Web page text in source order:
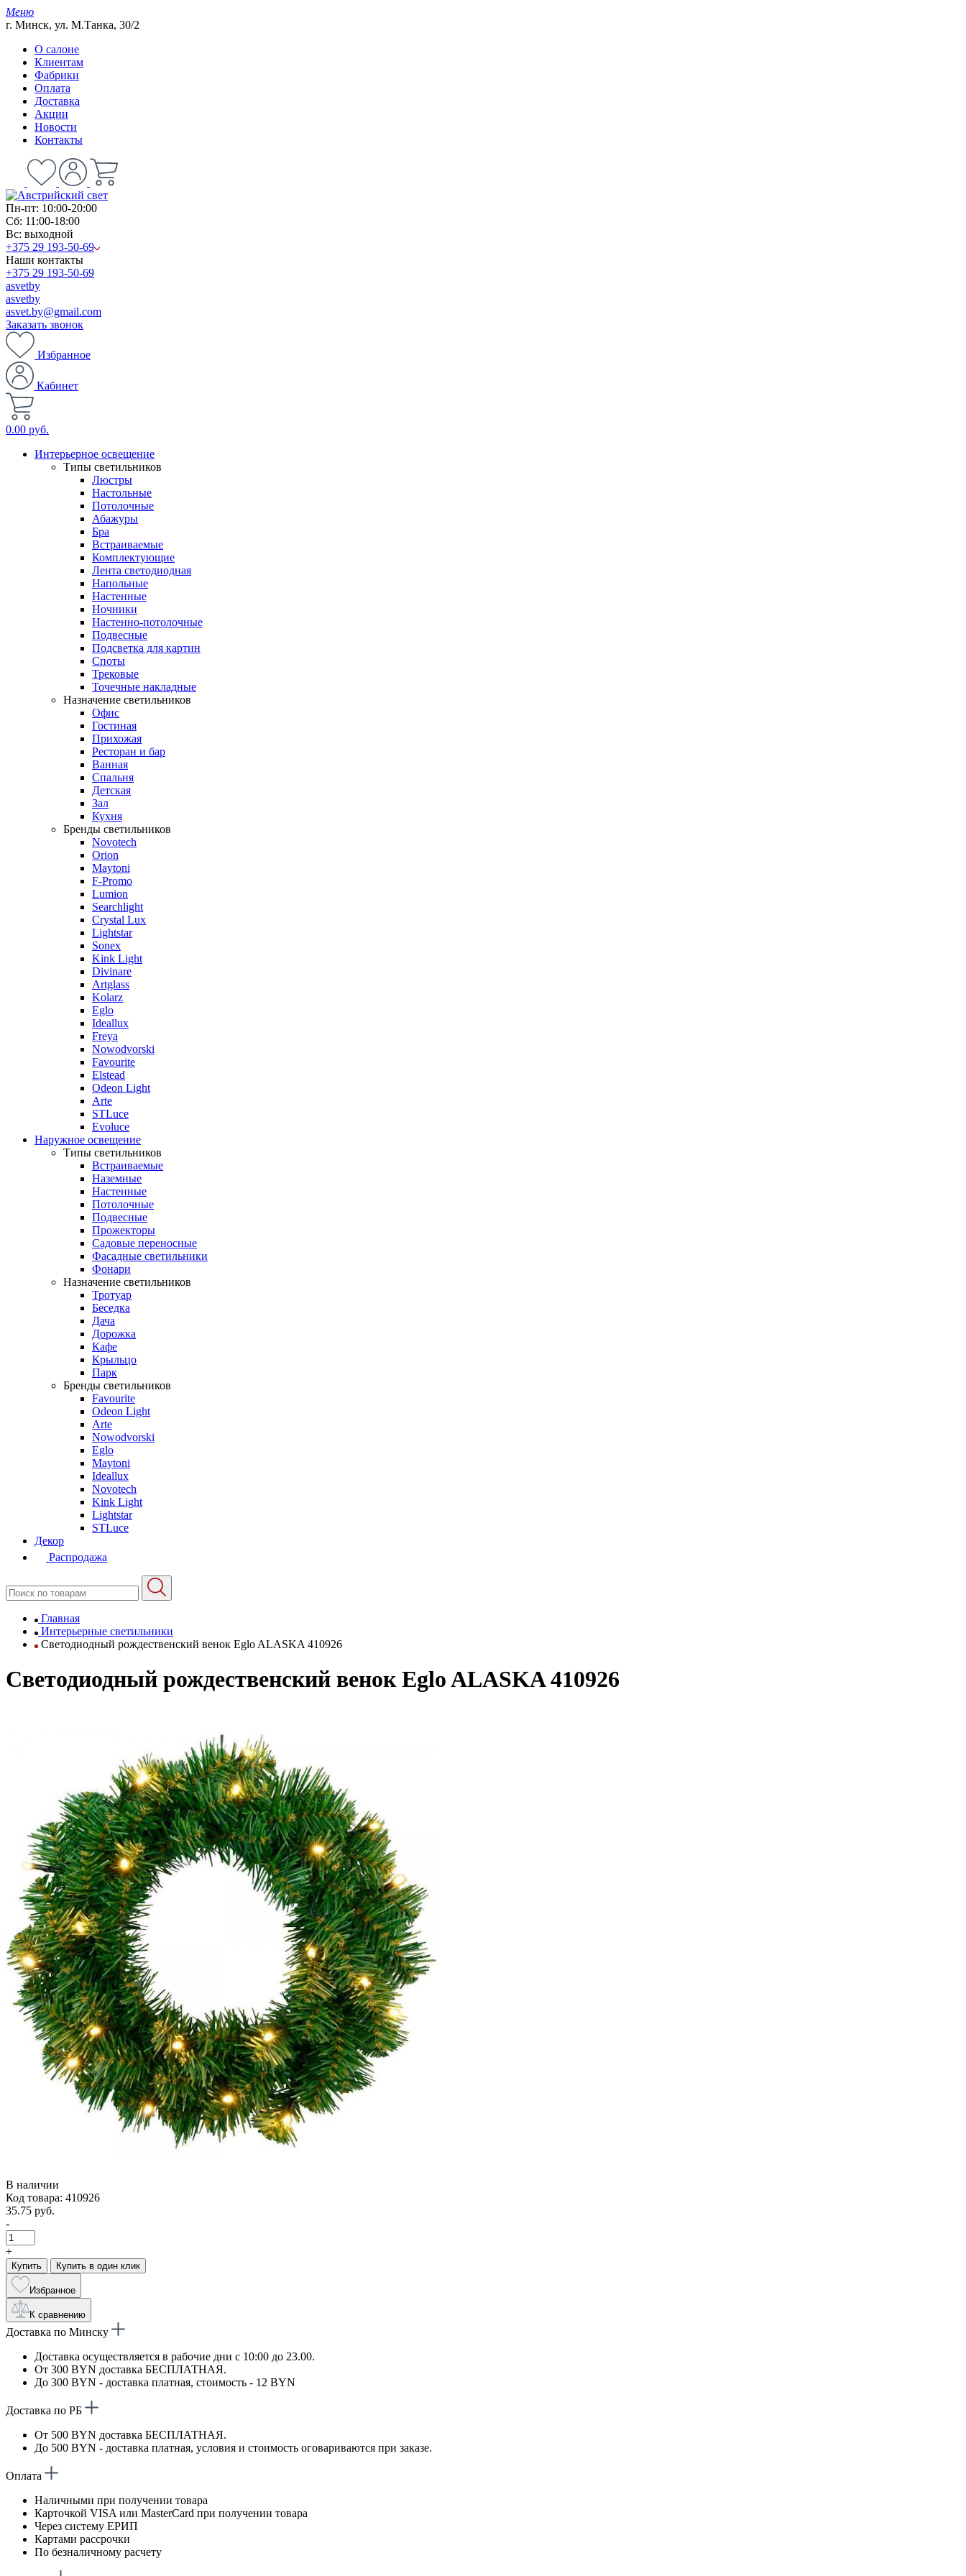
Меню
г. Минск, ул. М.Танка, 30/2
О салоне
Клиентам
Фабрики
Оплата
Доставка
Акции
Новости
Контакты
Пн-пт: 10:00-20:00
Сб: 11:00-18:00
Вс: выходной
+375 29 193-50-69
Наши контакты
+375 29 193-50-69
asvetby
asvetby
asvet.by@gmail.com
Заказать звонок
Избранное
Кабинет
0.00 руб.
Интерьерное освещение
Типы светильников
Люстры
Настольные
Потолочные
Абажуры
Бра
Встраиваемые
Комплектующие
Лента светодиодная
Напольные
Настенные
Ночники
Настенно-потолочные
Подвесные
Подсветка для картин
Споты
Трековые
Точечные накладные
Назначение светильников
Офис
Гостиная
Прихожая
Ресторан и бар
Ванная
Спальня
Детская
Зал
Кухня
Бренды светильников
Novotech
Orion
Maytoni
F-Promo
Lumion
Searchlight
Crystal Lux
Lightstar
Sonex
Kink Light
Divinare
Artglass
Kolarz
Eglo
Ideallux
Freya
Nowodvorski
Favourite
Elstead
Odeon Light
Arte
STLuce
Evoluce
Наружное освещение
Типы светильников
Встраиваемые
Наземные
Настенные
Потолочные
Подвесные
Прожекторы
Садовые переносные
Фасадные светильники
Фонари
Назначение светильников
Тротуар
Беседка
Дача
Дорожка
Кафе
Крыльцо
Парк
Бренды светильников
Favourite
Odeon Light
Arte
Nowodvorski
Eglo
Maytoni
Ideallux
Novotech
Kink Light
Lightstar
STLuce
Декор
Распродажа
Главная
Интерьерные светильники
Светодиодный рождественский венок Eglo ALASKA 410926
Светодиодный рождественский венок Eglo ALASKA 410926
В наличии
Код товара: 410926
35.75 руб.
-
+
Купить Купить в один клик
Избранное
К сравнению
Доставка по Минску
Доставка осуществляется в рабочие дни с 10:00 до 23.00.
От 300 BYN доставка БЕСПЛАТНАЯ.
До 300 BYN - доставка платная, стоимость - 12 BYN
Доставка по РБ
От 500 BYN доставка БЕСПЛАТНАЯ.
До 500 BYN - доставка платная, условия и стоимость оговариваются при заказе.
Оплата
Наличными при получении товара
Карточкой VISA или MasterCard при получении товара
Через систему ЕРИП
Картами рассрочки
По безналичному расчету